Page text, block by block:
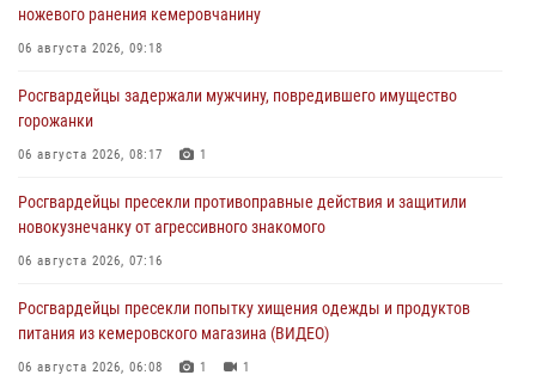
ножевого ранения кемеровчанину
06 августа 2026, 09:18
Росгвардейцы задержали мужчину, повредившего имущество
горожанки
06 августа 2026, 08:17 1
Росгвардейцы пресекли противоправные действия и защитили
новокузнечанку от агрессивного знакомого
06 августа 2026, 07:16
Росгвардейцы пресекли попытку хищения одежды и продуктов
питания из кемеровского магазина (ВИДЕО)
06 августа 2026, 06:08 1 1